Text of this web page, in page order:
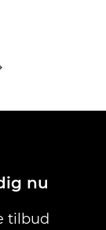
nu
tilbud